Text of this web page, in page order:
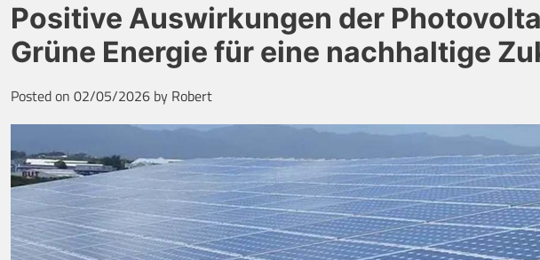
Positive Auswirkungen der
Grüne Energie für eine nachhaltige
Posted on 02/05/2026 by Robert